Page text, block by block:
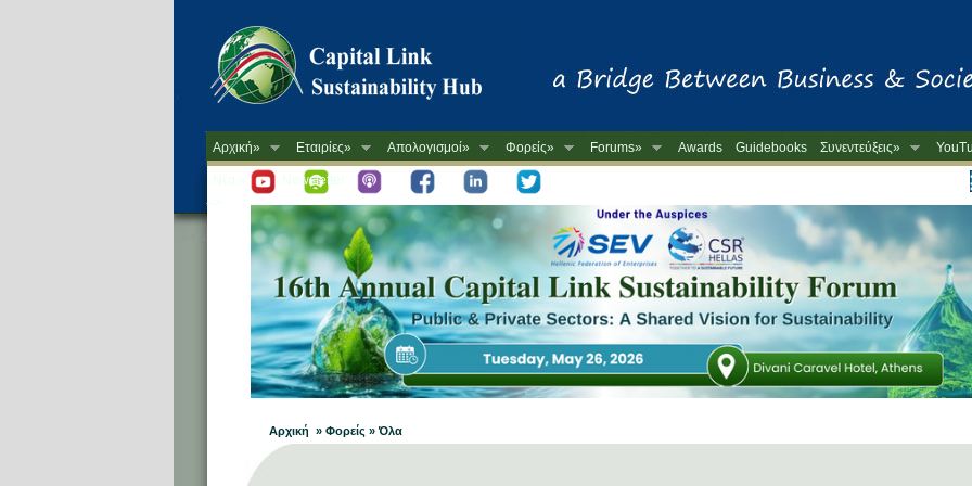
Αρχική» Εταιρίες» Απολογισμοί» Φορείς» Forums» Awards Guidebooks Συνεντεύξεις»
-->
Newsletter
Αρχική » Φορείς » Όλα